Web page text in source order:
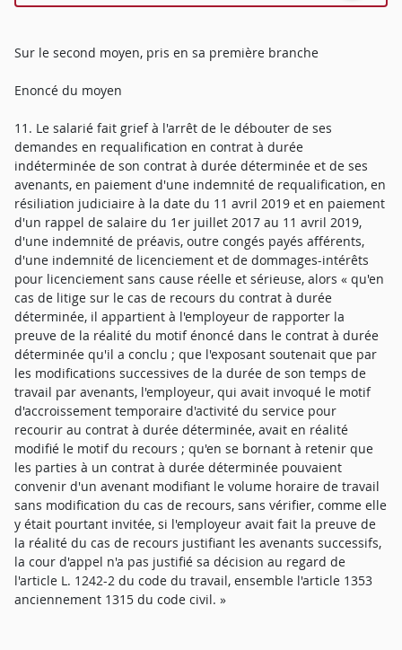
Sur le second moyen, pris en sa première branche
Enoncé du moyen
11. Le salarié fait grief à l'arrêt de le débouter de ses
demandes en requalification en contrat à durée
indéterminée de son contrat à durée déterminée et de ses
avenants, en paiement d'une indemnité de requalification, en
résiliation judiciaire à la date du 11 avril 2019 et en paiement
d'un rappel de salaire du 1er juillet 2017 au 11 avril 2019,
d'une indemnité de préavis, outre congés payés afférents,
d'une indemnité de licenciement et de dommages-intérêts
pour licenciement sans cause réelle et sérieuse, alors « qu'en
cas de litige sur le cas de recours du contrat à durée
déterminée, il appartient à l'employeur de rapporter la
preuve de la réalité du motif énoncé dans le contrat à durée
déterminée qu'il a conclu ; que l'exposant soutenait que par
les modifications successives de la durée de son temps de
travail par avenants, l'employeur, qui avait invoqué le motif
d'accroissement temporaire d'activité du service pour
recourir au contrat à durée déterminée, avait en réalité
modifié le motif du recours ; qu'en se bornant à retenir que
les parties à un contrat à durée déterminée pouvaient
convenir d'un avenant modifiant le volume horaire de travail
sans modification du cas de recours, sans vérifier, comme elle
y était pourtant invitée, si l'employeur avait fait la preuve de
la réalité du cas de recours justifiant les avenants successifs,
la cour d'appel n'a pas justifié sa décision au regard de
l'article L. 1242-2 du code du travail, ensemble l'article 1353
anciennement 1315 du code civil. »